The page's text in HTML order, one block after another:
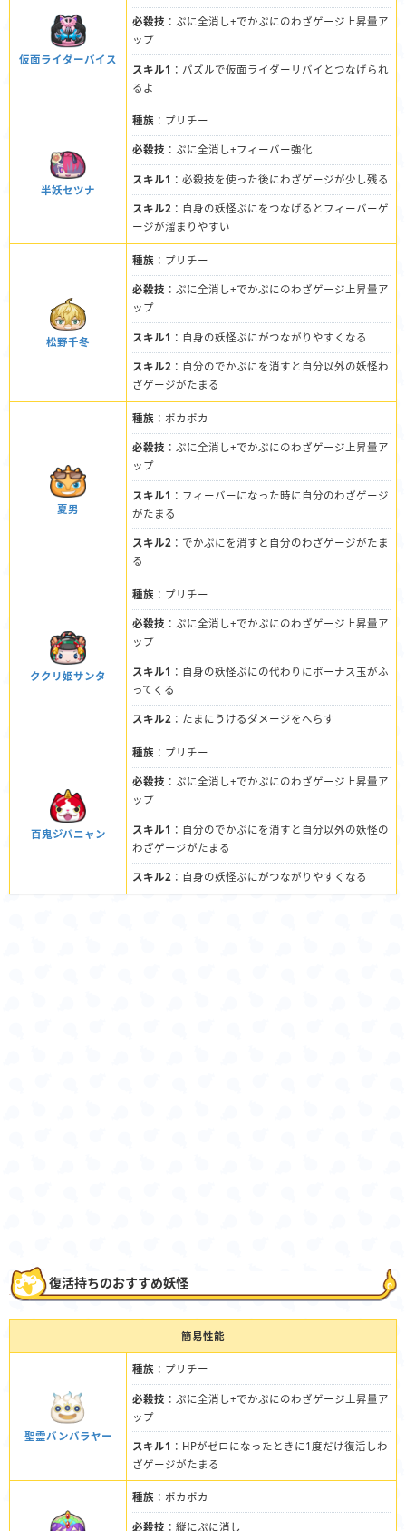
仮面ライダーバイス
必殺技 ：ぷに全消し+でかぷにのわざゲージ上昇量ア
ップ
スキル1 ：パズルで仮面ライダーリバイとつなげられ
るよ
半妖セツナ
種族 ：プリチー
必殺技 ：ぷに全消し+フィーバー強化
スキル1 ：必殺技を使った後にわざゲージが少し残る
スキル2 ：自身の妖怪ぷにをつなげるとフィーバーゲ
ージが溜まりやすい
松野千冬
種族 ：プリチー
必殺技 ：ぷに全消し+でかぷにのわざゲージ上昇量ア
ップ
スキル1 ：自身の妖怪ぷにがつながりやすくなる
スキル2 ：自分のでかぷにを消すと自分以外の妖怪わ
ざゲージがたまる
夏男
種族 ：ポカポカ
必殺技 ：ぷに全消し+でかぷにのわざゲージ上昇量ア
ップ
スキル1 ：フィーバーになった時に自分のわざゲージ
がたまる
スキル2 ：でかぷにを消すと自分のわざゲージがたま
る
ククリ姫サンタ
種族 ：プリチー
必殺技 ：ぷに全消し+でかぷにのわざゲージ上昇量ア
ップ
スキル1 ：自身の妖怪ぷにの代わりにボーナス玉がふ
ってくる
スキル2 ：たまにうけるダメージをへらす
百鬼ジバニャン
種族 ：プリチー
必殺技 ：ぷに全消し+でかぷにのわざゲージ上昇量ア
ップ
スキル1 ：自分のでかぷにを消すと自分以外の妖怪の
わざゲージがたまる
スキル2 ：自身の妖怪ぷにがつながりやすくなる
復活持ちのおすすめ妖怪
簡易性能
聖霊バンバラヤー
種族 ：プリチー
必殺技 ：ぷに全消し+でかぷにのわざゲージ上昇量ア
ップ
スキル1 ：HPがゼロになったときに1度だけ復活しわ
ざゲージがたまる
種族 ：ポカポカ
必殺技 ：縦にぷに消し